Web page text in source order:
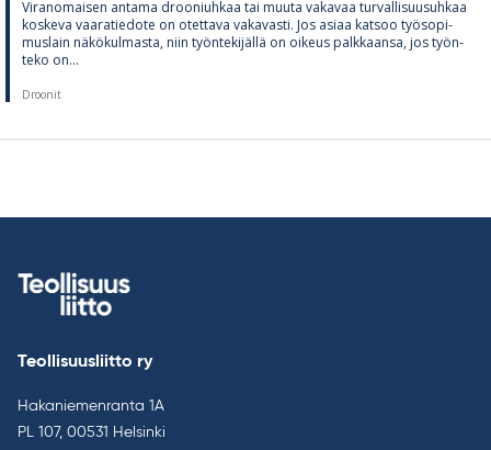
Vi­ran­omai­sen an­tama droo­niuh­kaa tai muuta va­ka­vaa tur­val­li­suusuh­kaa
kos­keva vaa­ra­tie­dote on otet­tava va­ka­vasti. Jos asiaa kat­soo työ­so­pi­
mus­lain nä­kö­kul­masta, niin työn­te­ki­jällä on oi­keus palk­kaansa, jos työn­
teko on...
Droonit
Teollisuusliitto ry
Hakaniemenranta 1A
PL 107, 00531 Helsinki